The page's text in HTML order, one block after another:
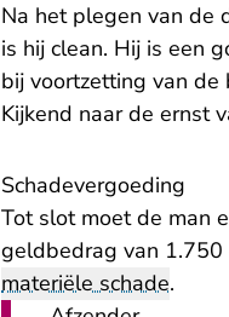
Na het plegen van de
is hij clean. Hij is een
bij voortzetting van
Kijkend naar de ernst
Schadevergoeding
Tot slot moet de man
geldbedrag van 1.750
materiële schade.